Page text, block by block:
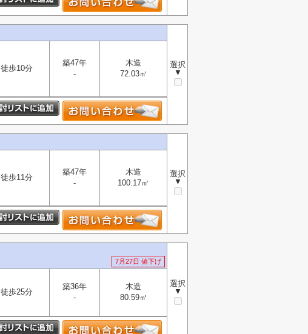
選択
▼
徒歩10分
築47年
-
木造
72.03㎡
選択
▼
徒歩11分
築47年
-
木造
100.17㎡
7月27日 値下げ
選択
▼
徒歩25分
築36年
-
木造
80.59㎡